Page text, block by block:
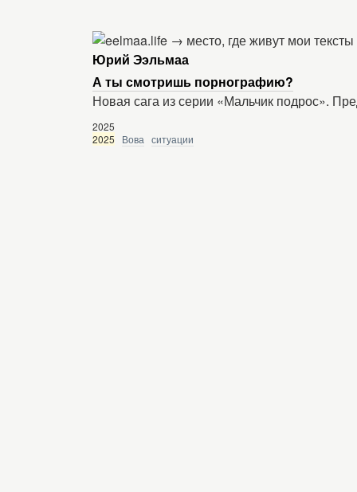
Юрий Ээльмаа
А ты смотришь порнографию?
Новая сага из серии «Мальчик подрос».
2025
2025
Вова ситуации